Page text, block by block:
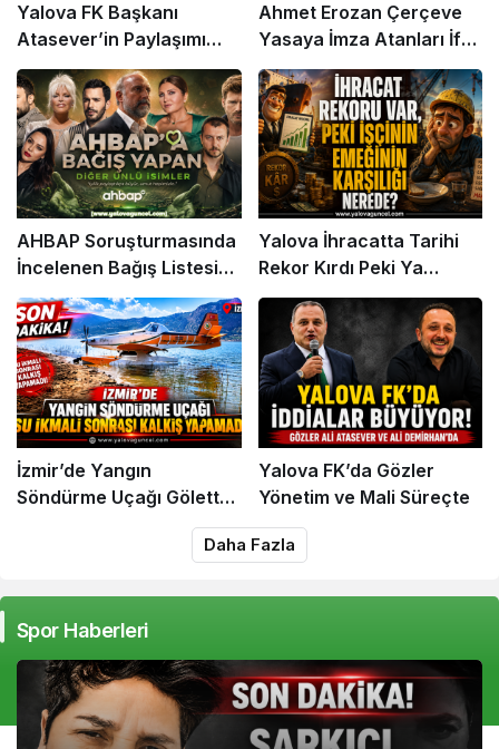
Yalova FK Başkanı
Atasever’in Paylaşımı
Gündem Oldu
Ahmet Erozan Çerçeve
Yasaya İmza Atanları İfşa
Etti
AHBAP Soruşturmasında
İncelenen Bağış Listesi
Gündemde
Yalova İhracatta Tarihi
Rekor Kırdı Peki Ya
İşçinin Cüzdanı?
İzmir’de Yangın
Söndürme Uçağı Gölette
Yalova FK’da Gözler
Yönetim ve Mali Süreçte
Daha Fazla
Spor Haberleri